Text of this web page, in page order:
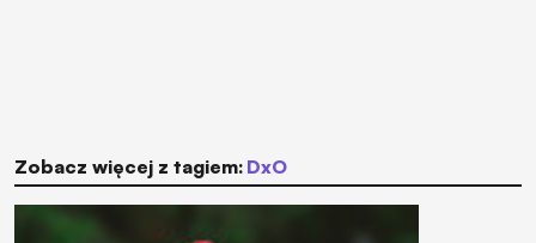
Zobacz więcej z tagiem: DxO